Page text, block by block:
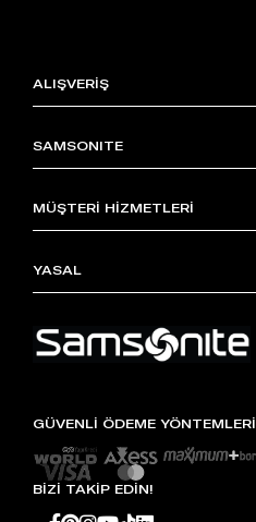
ALIŞVERİŞ
SAMSONITE
MÜŞTERİ HİZMETLERİ
YASAL
GÜVENLİ ÖDEME YÖNTEMLERİ
BİZİ TAKİP EDİN!